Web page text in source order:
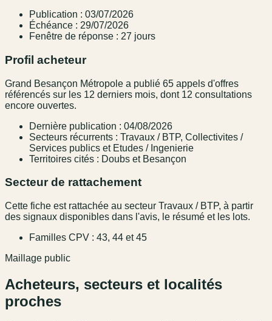
Publication : 03/07/2026
Échéance : 29/07/2026
Fenêtre de réponse : 27 jours
Profil acheteur
Grand Besançon Métropole a publié 65 appels d'offres
référencés sur les 12 derniers mois, dont 12 consultations
encore ouvertes.
Dernière publication : 04/08/2026
Secteurs récurrents : Travaux / BTP, Collectivites /
Services publics et Etudes / Ingenierie
Territoires cités : Doubs et Besançon
Secteur de rattachement
Cette fiche est rattachée au secteur Travaux / BTP, à partir
des signaux disponibles dans l'avis, le résumé et les lots.
Familles CPV : 43, 44 et 45
Maillage public
Acheteurs, secteurs et localités
proches